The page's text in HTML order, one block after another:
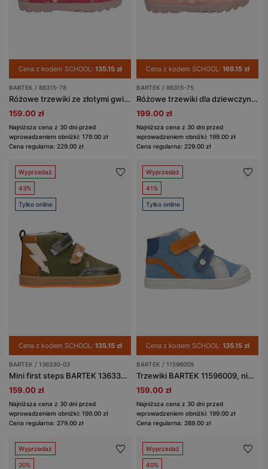
Cena z kodem SCHOOL: 135.15 zł
BARTEK / 86315-78
Różowe trzewiki ze złotymi gwiazdkami BARTEK 86315-78
159.00 zł
Najniższa cena z 30 dni przed
wprowadzeniem obniżki: 179.00 zł
Cena regularna: 229.00 zł
Cena z kodem SCHOOL: 169.15 zł
BARTEK / 86315-75
Różowe trzewiki dla dziewczynki ze złotymi elementami BARTEK 86315-75
199.00 zł
Najniższa cena z 30 dni przed
wprowadzeniem obniżki: 199.00 zł
Cena regularna: 229.00 zł
Wyprzedaż
43%
Tylko online
Cena z kodem SCHOOL: 135.15 zł
BARTEK / 136330-03
Mini first steps BARTEK 136330-03, zielono-brązowy
159.00 zł
Najniższa cena z 30 dni przed
wprowadzeniem obniżki: 199.00 zł
Cena regularna: 279.00 zł
Wyprzedaż
41%
Tylko online
Cena z kodem SCHOOL: 135.15 zł
BARTEK / 11596009
Trzewiki BARTEK 11596009, niebiesko-szaro-pomarańczowy
159.00 zł
Najniższa cena z 30 dni przed
wprowadzeniem obniżki: 199.00 zł
Cena regularna: 269.00 zł
Wyprzedaż
20%
Wyprzedaż
40%